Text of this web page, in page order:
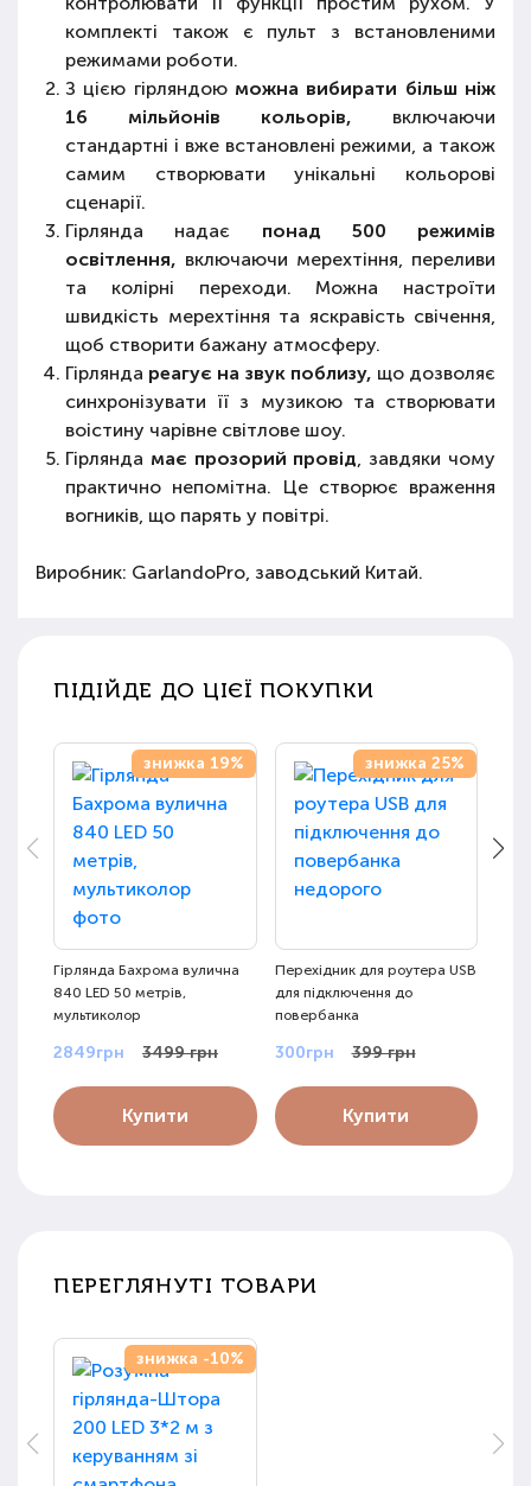
комплекті також є пульт з встановленими
режимами роботи.
З цією гірляндою можна вибирати більш ніж
16 мільйонів кольорів, включаючи
стандартні і вже встановлені режими, а також
самим створювати унікальні кольорові
сценарії.
Гірлянда надає понад 500 режимів
освітлення, включаючи мерехтіння, переливи
та колірні переходи. Можна настроїти
швидкість мерехтіння та яскравість свічення,
щоб створити бажану атмосферу.
Гірлянда реагує на звук поблизу, що дозволяє
синхронізувати її з музикою та створювати
воістину чарівне світлове шоу.
Гірлянда має прозорий провід , завдяки чому
практично непомітна. Це створює враження
вогників, що парять у повітрі.
Виробник: GarlandoPro, заводський Китай.
ПІДІЙДЕ ДО ЦІЄЇ ПОКУПКИ
знижка 19%
Гірлянда Бахрома вулична
840 LED 50 метрів,
мультиколор
2849грн 3499 грн
Купити
знижка 25%
Перехідник для роутера USB
для підключення до
повербанка
300грн 399 грн
Купити
ПЕРЕГЛЯНУТІ ТОВАРИ
знижка -10%